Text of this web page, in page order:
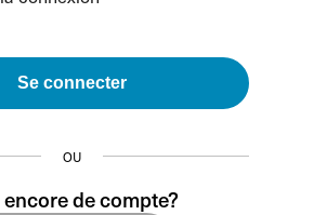
Se connecter
OU
encore de compte?